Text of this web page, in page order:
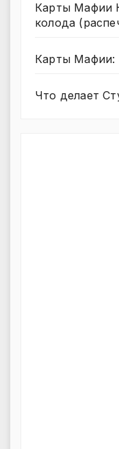
Карты Мафии
колода
Карты Мафии:
Что делает